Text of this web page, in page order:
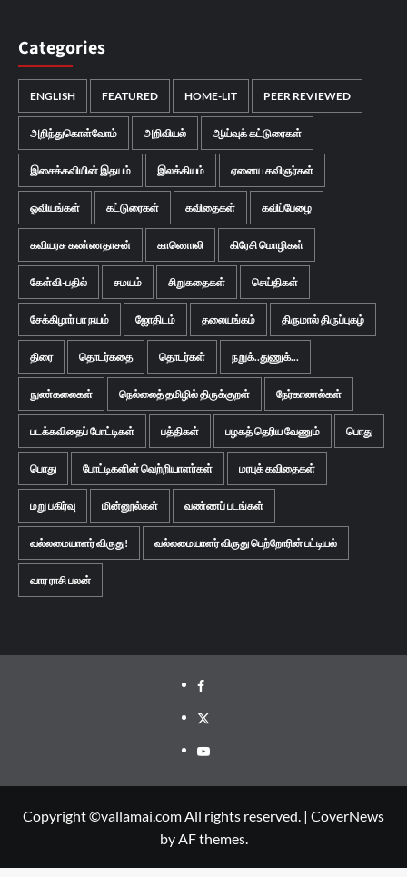
Categories
ENGLISH FEATURED HOME-LIT PEER REVIEWED
அறிந்துகொள்வோம் அறிவியல் ஆய்வுக் கட்டுரைகள்
இசைக்கவியின் இதயம் இலக்கியம் ஏனைய கவிஞர்கள்
ஓவியங்கள் கட்டுரைகள் கவிதைகள் கவிப்பேழை
கவியரசு கண்ணதாசன் காணொலி கிரேசி மொழிகள்
கேள்வி-பதில் சமயம் சிறுகதைகள் செய்திகள்
சேக்கிழார் பா நயம் ஜோதிடம் தலையங்கம் திருமால் திருப்புகழ்
திரை தொடர்கதை தொடர்கள் நறுக்..துணுக்...
நுண்கலைகள் நெல்லைத் தமிழில் திருக்குறள் நேர்காணல்கள்
படக்கவிதைப் போட்டிகள் பத்திகள் பழகத் தெரிய வேணும் பொது
பொது போட்டிகளின் வெற்றியாளர்கள் மரபுக் கவிதைகள்
மறு பகிர்வு மின்னூல்கள் வண்ணப் படங்கள்
வல்லமையாளர் விருது! வல்லமையாளர் விருது பெற்றோரின் பட்டியல்
வார ராசி பலன்
Facebook
Twitter
Youtube
Copyright ©vallamai.com All rights reserved. | CoverNews
by AF themes.